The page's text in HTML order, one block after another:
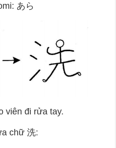
あら
viên đi rửa tay.
chữ洗: